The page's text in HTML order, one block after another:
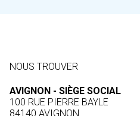
NOUS TROUVER
AVIGNON - SIÈGE SOCIAL
100 RUE PIERRE BAYLE
84140 AVIGNON